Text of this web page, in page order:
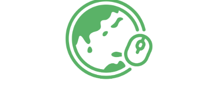
同支持巴塞爾公約亞太地區協調中心的工作，預防和打擊
廢物非法轉移，防止進口廢物污染環境，規範進口可用作
原料的廢物，嚴格廢物進口全過程管理體係；深化中日兩
國在環境技術和環境宣傳教育領域的合作。李幹傑與日本
環境省環境事務次官西尾哲茂進行會談，就進一步深化環
境技術和環境宣傳教育領域的合作達成一致。為促進污染
減排和環境保護，進一步加強廢物管理，雙方簽署了《中